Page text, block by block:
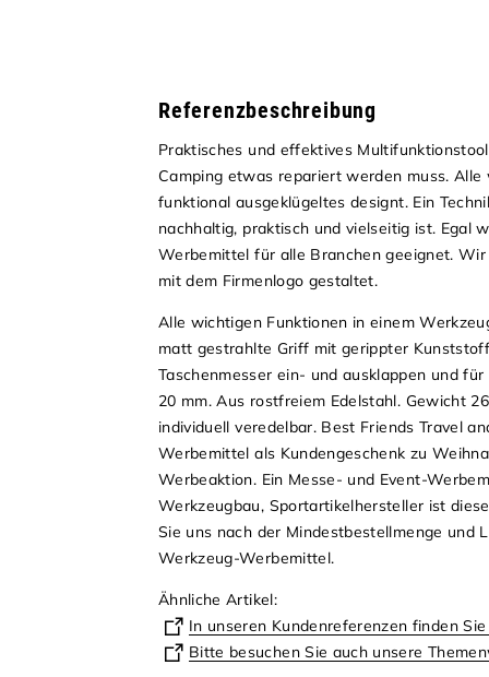
Referenzbeschreibung
Praktisches und effektives
Camping etwas repariert werden muss.
funktional ausgeklügeltes designt. Ein
nachhaltig, praktisch und vielseitig ist. Egal
Werbemittel für alle Branchen geeignet.
mit dem Firmenlogo gestaltet.
Alle wichtigen Funktionen in einem
matt gestrahlte Griff mit gerippter
Taschenmesser ein- und ausklappen und
20 mm. Aus rostfreiem Edelstahl. Gewicht
individuell veredelbar. Best Friends Travel
Werbemittel als Kundengeschenk zu
Werbeaktion. Ein Messe- und Event-
Werkzeugbau, Sportartikelhersteller ist
Sie uns nach der Mindestbestellmenge und
Werkzeug-Werbemittel.
Ähnliche Artikel:
In unseren Kundenreferenzen finden
Bitte besuchen Sie auch unsere